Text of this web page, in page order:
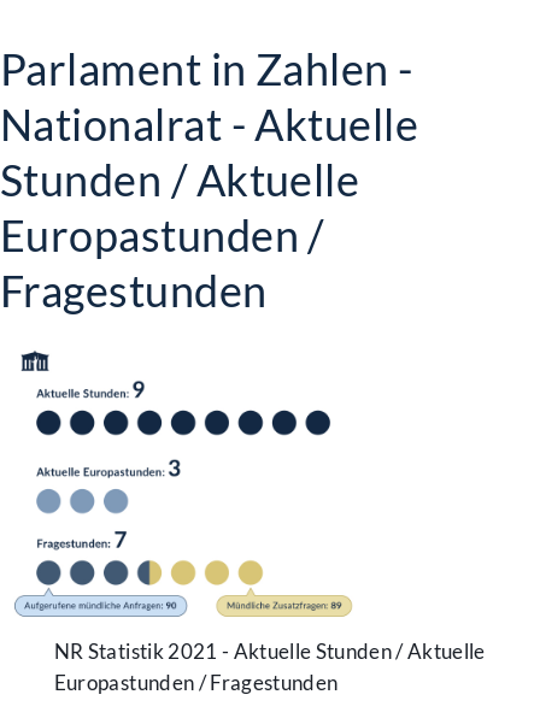
Parlament in Zahlen -
Nationalrat - Aktuelle
Stunden / Aktuelle
Europastunden /
Fragestunden
NR Statistik 2021 - Aktuelle Stunden / Aktuelle
Europastunden / Fragestunden